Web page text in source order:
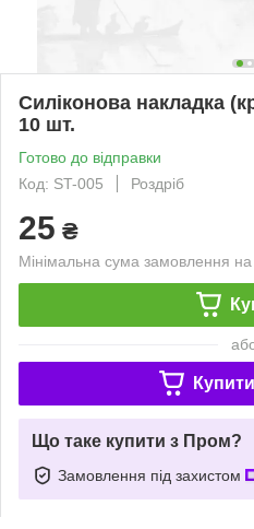
Силіконова накладка
10 шт.
Готово до відправки
Код: ST-005
Роздріб
25 ₴
Мінімальна сума замовлення
Що таке купити з Пром?
Замовлення під захистом